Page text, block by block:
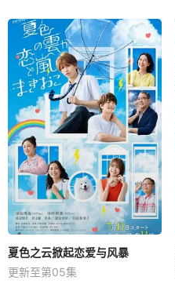
夏色之云掀起恋爱与风暴
更新至第05集